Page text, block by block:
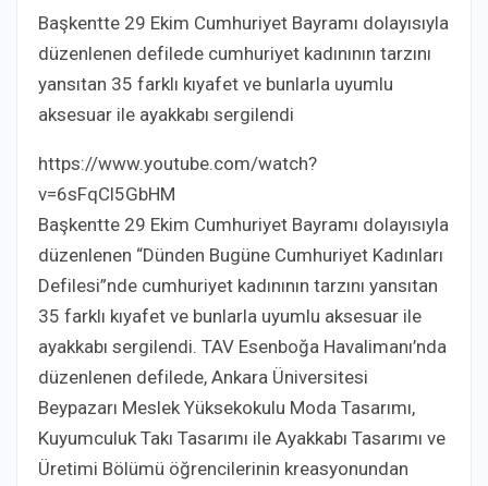
Başkentte 29 Ekim Cumhuriyet Bayramı dolayısıyla
düzenlenen defilede cumhuriyet kadınının tarzını
yansıtan 35 farklı kıyafet ve bunlarla uyumlu
aksesuar ile ayakkabı sergilendi
https://www.youtube.com/watch?
v=6sFqCl5GbHM
Başkentte 29 Ekim Cumhuriyet Bayramı dolayısıyla
düzenlenen “Dünden Bugüne Cumhuriyet Kadınları
Defilesi”nde cumhuriyet kadınının tarzını yansıtan
35 farklı kıyafet ve bunlarla uyumlu aksesuar ile
ayakkabı sergilendi. TAV Esenboğa Havalimanı’nda
düzenlenen defilede, Ankara Üniversitesi
Beypazarı Meslek Yüksekokulu Moda Tasarımı,
Kuyumculuk Takı Tasarımı ile Ayakkabı Tasarımı ve
Üretimi Bölümü öğrencilerinin kreasyonundan